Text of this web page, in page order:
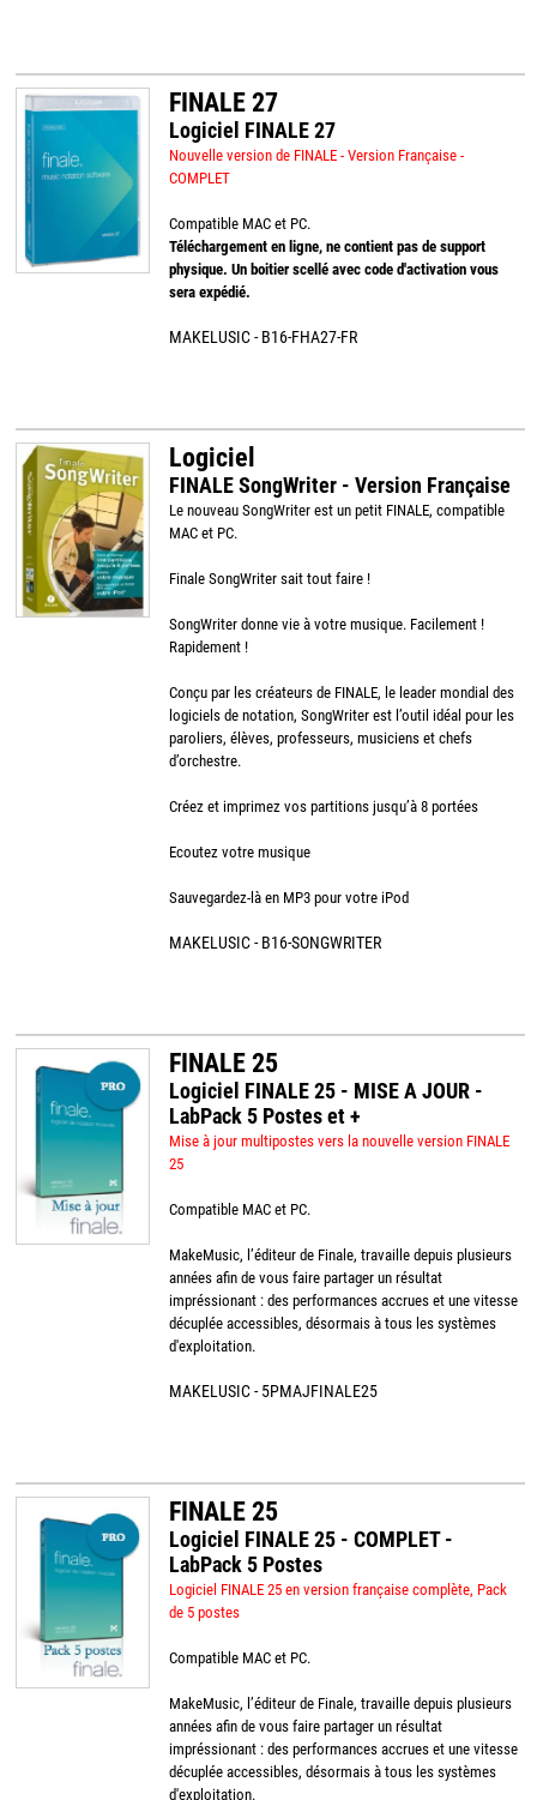
FINALE 27
Logiciel FINALE 27
Nouvelle version de FINALE - Version Française -
COMPLET
Compatible MAC et PC.
Téléchargement en ligne, ne contient pas de support
physique. Un boitier scellé avec code d'activation vous
sera expédié.
MAKELUSIC - B16-FHA27-FR
Logiciel
FINALE SongWriter - Version Française
Le nouveau SongWriter est un petit FINALE, compatible
MAC et PC.
Finale SongWriter sait tout faire !
SongWriter donne vie à votre musique. Facilement !
Rapidement !
Conçu par les créateurs de FINALE, le leader mondial des
logiciels de notation, SongWriter est l’outil idéal pour les
paroliers, élèves, professeurs, musiciens et chefs
d’orchestre.
Créez et imprimez vos partitions jusqu’à 8 portées
Ecoutez votre musique
Sauvegardez-là en MP3 pour votre iPod
MAKELUSIC - B16-SONGWRITER
FINALE 25
Logiciel FINALE 25 - MISE A JOUR -
LabPack 5 Postes et +
Mise à jour multipostes vers la nouvelle version FINALE
25
Compatible MAC et PC.
MakeMusic, l’éditeur de Finale, travaille depuis plusieurs
années afin de vous faire partager un résultat
impréssionant : des performances accrues et une vitesse
décuplée accessibles, désormais à tous les systèmes
d'exploitation.
MAKELUSIC - 5PMAJFINALE25
FINALE 25
Logiciel FINALE 25 - COMPLET -
LabPack 5 Postes
Logiciel FINALE 25 en version française complète, Pack
de 5 postes
Compatible MAC et PC.
MakeMusic, l’éditeur de Finale, travaille depuis plusieurs
années afin de vous faire partager un résultat
impréssionant : des performances accrues et une vitesse
décuplée accessibles, désormais à tous les systèmes
d'exploitation.